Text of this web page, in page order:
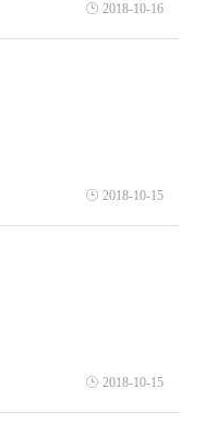
2018-10-16
2018-10-15
2018-10-15
绝地求生沙